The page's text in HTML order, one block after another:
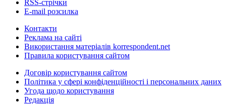
RSS-стрічки
E-mail розсилка
Контакти
Реклама на сайті
Використання матеріалів korrespondent.net
Правила користування сайтом
Договір користування сайтом
Політика у сфері конфіденційності і персональних даних
Угода щодо користування
Редакція